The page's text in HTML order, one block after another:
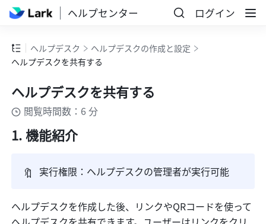
ヘルプセンター ログイン
ヘルプデスク
ヘルプデスクの作成と設定
ヘルプデスクを共有する
ヘルプデスクを共有する
閲覧時間数：6 分
機能紹介
🔖 実行権限：ヘルプデスクの管理者が実行可能
ヘルプデスクを作成した後、リンクやQRコードを使って